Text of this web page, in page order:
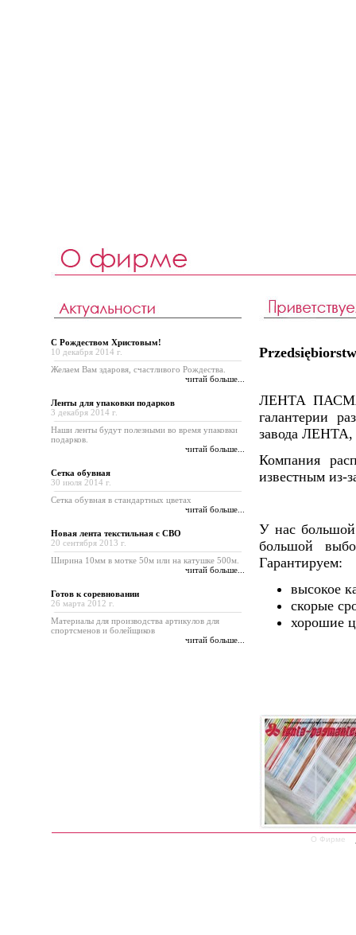
С Рождеством Христовым!
10 декабря 2014 г.
Желаем Вам здаровя, счастливого Рождества.
читай больше...
Ленты для упаковки подарков
3 декабря 2014 г.
Наши ленты будут полезными во время упаковки
подарков.
читай больше...
Сетка обувная
30 июля 2014 г.
Сетка обувная в стандартных цветах
читай больше...
Новая лента текстильная с СВО
20 сентября 2013 г.
Ширина 10мм в мотке 50м или на катушке 500м.
читай больше...
Готов к cоревновании
26 марта 2012 г.
Материалы для производства артикулов для
спортсменов и болейщиков
читай больше...
ЛЕНТА
галантерии
завода ЛЕНТА,
Компания
известным из-
У нас большой
большой
Гарантируем:
высокое
скорые
хорошие
О Фирме